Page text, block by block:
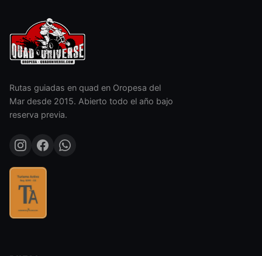
Rutas guiadas en quad en Oropesa del
Mar desde 2015. Abierto todo el año bajo
reserva previa.